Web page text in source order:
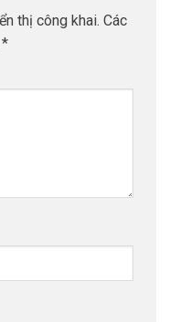
thị công khai. Các
*